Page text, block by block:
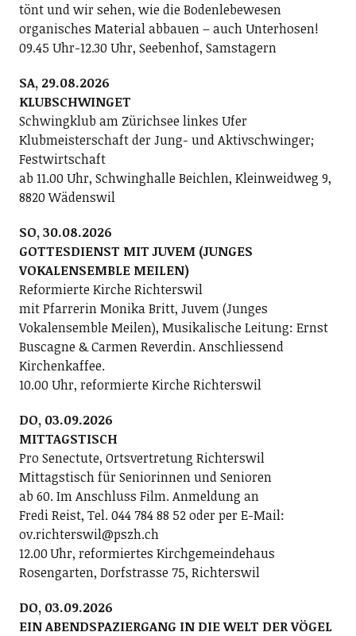
tönt und wir sehen, wie die Bodenlebewesen
organisches Material abbauen – auch Unterhosen!
09.45 Uhr-12.30 Uhr, Seebenhof, Samstagern
SA, 29.08.2026
KLUBSCHWINGET
Schwingklub am Zürichsee linkes Ufer
Klubmeisterschaft der Jung- und Aktivschwinger;
Festwirtschaft
ab 11.00 Uhr, Schwinghalle Beichlen, Kleinweidweg 9,
8820 Wädenswil
SO, 30.08.2026
GOTTESDIENST MIT JUVEM (JUNGES
VOKALENSEMBLE MEILEN)
Reformierte Kirche Richterswil
mit Pfarrerin Monika Britt, Juvem (Junges
Vokalensemble Meilen), Musikalische Leitung: Ernst
Buscagne & Carmen Reverdin. Anschliessend
Kirchenkaffee.
10.00 Uhr, reformierte Kirche Richterswil
DO, 03.09.2026
MITTAGSTISCH
Pro Senectute, Ortsvertretung Richterswil
Mittagstisch für Seniorinnen und Senioren
ab 60. Im Anschluss Film. Anmeldung an
Fredi Reist, Tel. 044 784 88 52 oder per E-Mail:
ov.richterswil@pszh.ch
12.00 Uhr, reformiertes Kirchgemeindehaus
Rosengarten, Dorfstrasse 75, Richterswil
DO, 03.09.2026
EIN ABENDSPAZIERGANG IN DIE WELT DER VÖGEL